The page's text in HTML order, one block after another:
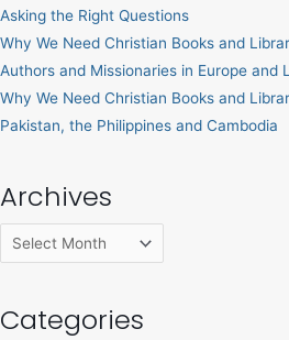
Asking the Right Questions
Why We Need Christian Books and
Authors and Missionaries in Europe and
Why We Need Christian Books and
Pakistan, the Philippines and Cambodia
Archives
Categories